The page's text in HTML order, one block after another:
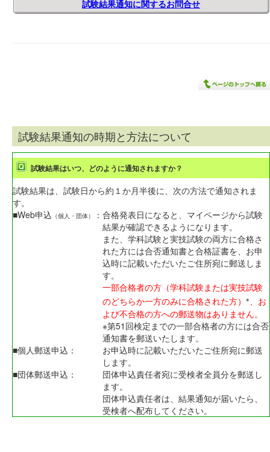
試験結果通知に関するお問合せ
試験結果通知の時期と方法について
試験結果はいつ、どのように通知されますか？
試験結果は、試験日から約１か月半後に、次の方法で通知されま
す。
■Web申込 （個人・団体） ： 合格発表日になると、マイページから試験
結果が確認できるようになります。
また、学科試験と実技試験の両方に合格さ
れた方には合否通知書と合格証書を、お申
込時に記載いただいたご住所宛に郵送しま
す。
一部合格者の方（学科試験または実技試験
のどちらか一方のみに合格された方）
※、お
よび不合格の方への郵送物はありません。
※第51回検定までの一部合格者の方には合否
通知書を郵送いたします。
■個人郵送申込：
お申込時に記載いただいたご住所宛に郵送
します。
■団体郵送申込：
団体申込責任者宛に受検者全員分を郵送し
ます。
団体申込責任者は、結果通知が届いたら、
受検者へ配布してください。